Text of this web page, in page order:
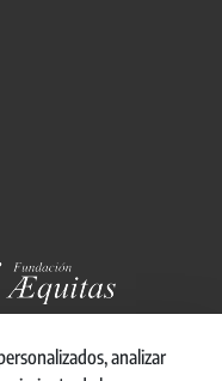
analizar